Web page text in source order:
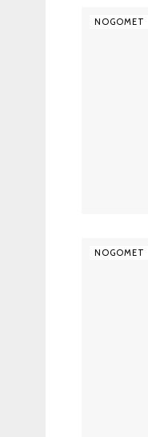
NOGOMET
NOGOMET